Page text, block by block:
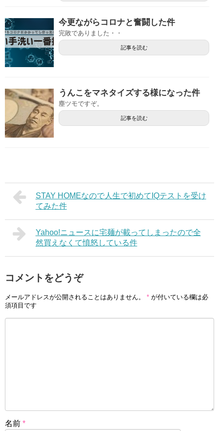
今更ながらコロナと奮闘した件
完敗でありました・・
記事を読む
うんこをマネタイズする様になった件
塵ツモですぞ。
記事を読む
STAY HOMEなので人生で初めてIQテストを受け
てみた件
Yahoo!ニュースに宅麺が載ってしまったので全
然買えなくて憤怒している件
コメントをどうぞ
メールアドレスが公開されることはありません。 * が付いている欄は必
須項目です
名前 *